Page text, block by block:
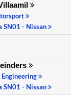
SN01 - Nissan
Engineering
SN01 - Nissan